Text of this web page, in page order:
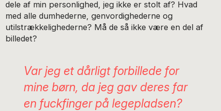
dele af min personlighed, jeg ikke er stolt af? Hvad
med alle dumhederne, genvordighederne og
utilstrækkelighederne? Må de så ikke være en del af
billedet?
Var jeg et dårligt forbillede for
mine børn, da jeg gav deres far
en fuckfinger på legepladsen?